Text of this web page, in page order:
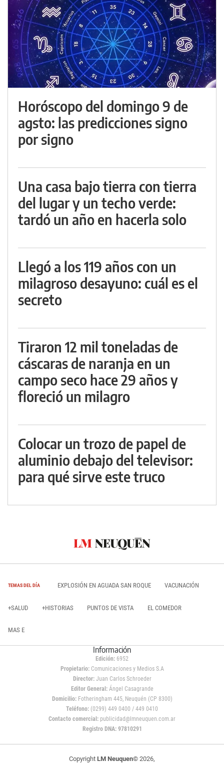
Horóscopo del domingo 9 de
agsto: las predicciones signo
por signo
Una casa bajo tierra con tierra
del lugar y un techo verde:
tardó un año en hacerla solo
Llegó a los 119 años con un
milagroso desayuno: cuál es el
secreto
Tiraron 12 mil toneladas de
cáscaras de naranja en un
campo seco hace 29 años y
floreció un milagro
Colocar un trozo de papel de
aluminio debajo del televisor:
para qué sirve este truco
TEMAS DEL DÍA EXPLOSIÓN EN AGUADA SAN ROQUE VACUNACIÓN
+SALUD +HISTORIAS PUNTOS DE VISTA EL COMEDOR
MAS E
Información
Edición: 6952
Propietario:Comunicaciones y Medios S.A
Director: Juan Carlos Schroeder
Editor General:Ángel Casagrande
Domicilio:Fotheringham 445, Neuquén (CP 8300)
Teléfono: (0299) 449 0400 / 449 0410
Contacto comercial: publicidad@lmneuquen.com.ar
Registro DNA: 97810291
Copyright LM Neuquen© 2026,